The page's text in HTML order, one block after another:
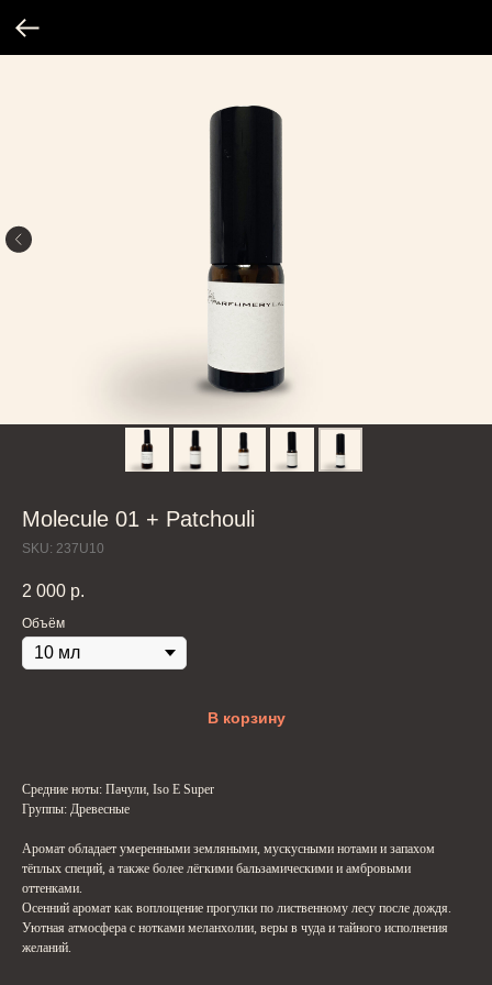
Molecule 01 + Patchouli
SKU: 237U10
2 000 р.
Объём
В корзину
Средние ноты: Пачули, Iso E Super
Группы: Древесные
Аромат обладает умеренными земляными, мускусными нотами и запахом
тёплых специй, а также более лёгкими бальзамическими и амбровыми
оттенками.
Осенний аромат как воплощение прогулки по лиственному лесу после дождя.
Уютная атмосфера с нотками меланхолии, веры в чуда и тайного исполнения
желаний.